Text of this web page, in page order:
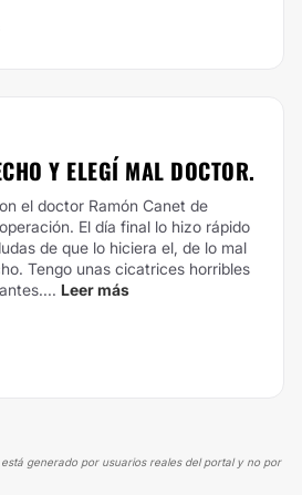
Y ELEGÍ MAL DOCTOR.
el doctor Ramón Canet de
El día final lo hizo rápido
de que lo hiciera el, de lo mal
Tengo unas cicatrices horribles
Leer más
generado por usuarios reales del portal y no por